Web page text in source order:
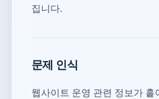
집니다.
문제 인식
웹사이트 운영 관련 정보가 흩